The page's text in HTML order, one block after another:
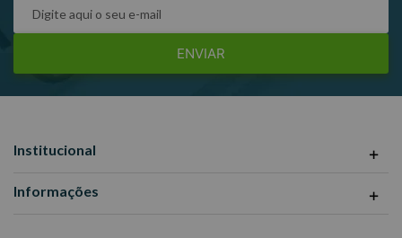
ENVIAR
Institucional
Informações